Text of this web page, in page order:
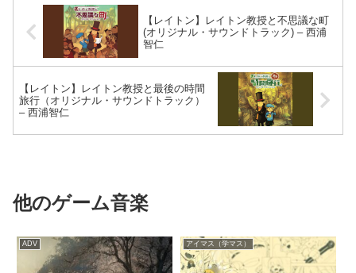
2025-06-04
【学マス】月村手毬（つきむらてまり）生誕ミニラ
イブ2025【#月村手毬生誕祭2025】＋関連動画』ペー
ジを追加しました。
【レイトン】レイトン教授と不思議な町
(オリジナル・サウンドトラック) – 西浦
智仁
【レイトン】レイトン教授と最後の時間
旅行（オリジナル・サウンドトラック）
– 西浦智仁
他のゲーム音楽
ADV アイマス（学マス）